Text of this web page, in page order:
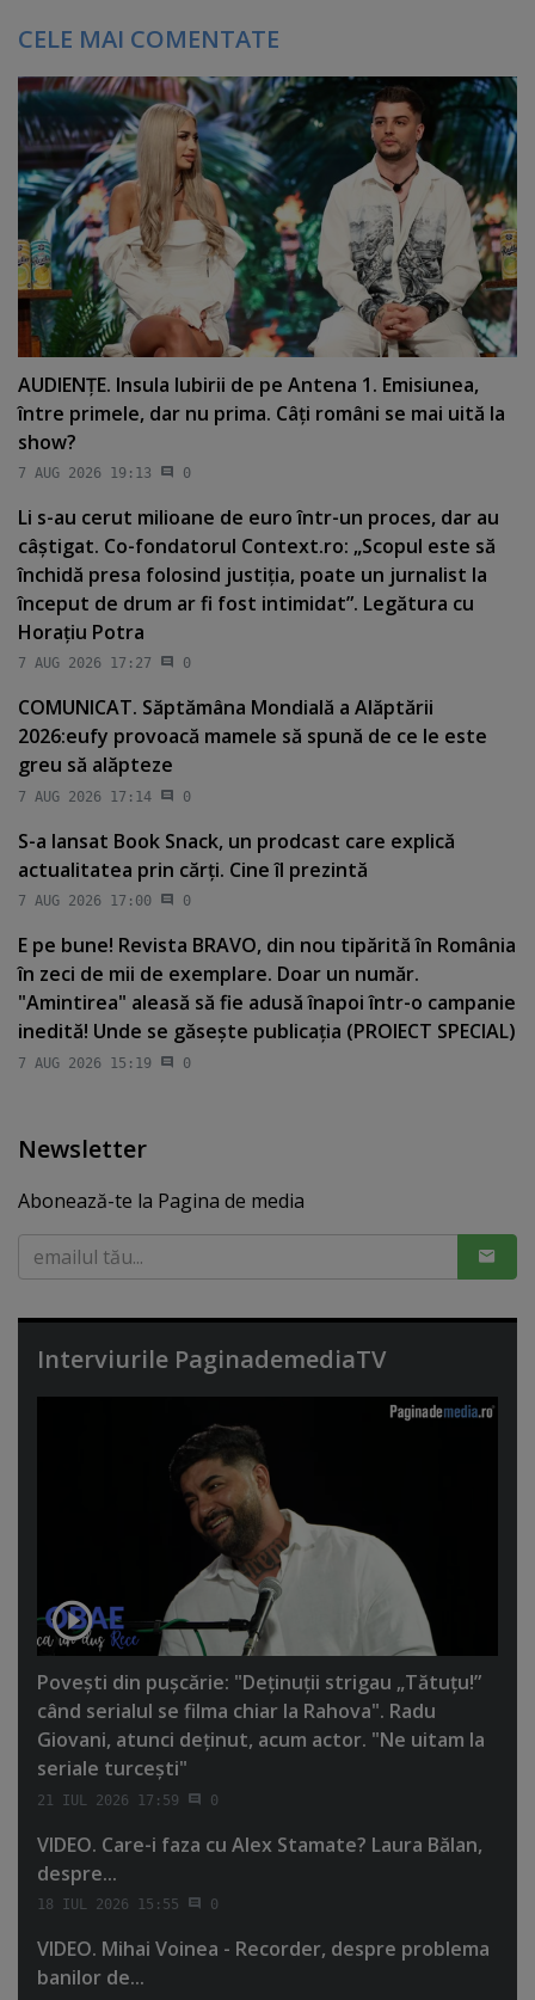
CELE MAI COMENTATE
AUDIENŢE. Insula Iubirii de pe Antena 1. Emisiunea,
între primele, dar nu prima. Câţi români se mai uită la
show?
7 AUG 2026 19:13 0
Li s-au cerut milioane de euro într-un proces, dar au
câştigat. Co-fondatorul Context.ro: „Scopul este să
închidă presa folosind justiţia, poate un jurnalist la
început de drum ar fi fost intimidat”. Legătura cu
Horaţiu Potra
7 AUG 2026 17:27 0
COMUNICAT. Săptămâna Mondială a Alăptării
2026:eufy provoacă mamele să spună de ce le este
greu să alăpteze
7 AUG 2026 17:14 0
S-a lansat Book Snack, un prodcast care explică
actualitatea prin cărţi. Cine îl prezintă
7 AUG 2026 17:00 0
E pe bune! Revista BRAVO, din nou tipărită în România
în zeci de mii de exemplare. Doar un număr.
"Amintirea" aleasă să fie adusă înapoi într-o campanie
inedită! Unde se găseşte publicaţia (PROIECT SPECIAL)
7 AUG 2026 15:19 0
Newsletter
Abonează-te la Pagina de media
Interviurile PaginademediaTV
Poveşti din puşcărie: "Deţinuţii strigau „Tătuţu!”
când serialul se filma chiar la Rahova". Radu
Giovani, atunci deţinut, acum actor. "Ne uitam la
seriale turceşti"
21 IUL 2026 17:59 0
VIDEO. Care-i faza cu Alex Stamate? Laura Bălan,
despre...
18 IUL 2026 15:55 0
VIDEO. Mihai Voinea - Recorder, despre problema
banilor de...